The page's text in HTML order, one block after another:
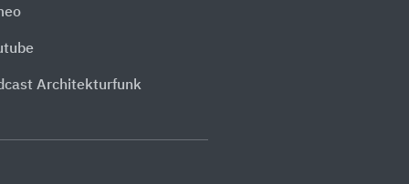
Architekturfunk